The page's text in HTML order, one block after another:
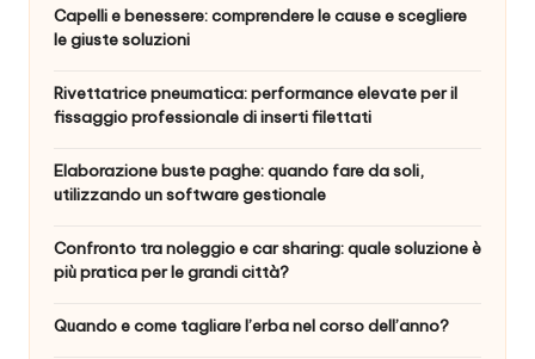
Capelli e benessere: comprendere le cause e scegliere
le giuste soluzioni
Rivettatrice pneumatica: performance elevate per il
fissaggio professionale di inserti filettati
Elaborazione buste paghe: quando fare da soli,
utilizzando un software gestionale
Confronto tra noleggio e car sharing: quale soluzione è
più pratica per le grandi città?
Quando e come tagliare l’erba nel corso dell’anno?